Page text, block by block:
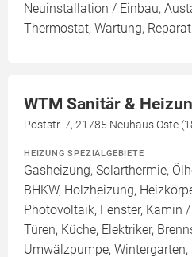
Neuinstallation / Einbau,
Thermostat, Wartung,
WTM Sanitär &
Poststr. 7, 21785 Neuhaus Oste
HEIZUNG SPEZIALGEBIETE
Gasheizung, Solarthermie,
BHKW, Holzheizung,
Photovoltaik, Fenster, Kamin
Türen, Küche, Elektriker,
Umwälzpumpe, Wintergarten,